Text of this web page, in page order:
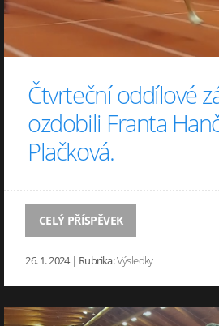
Čtvrteční oddílové
ozdobili Franta
Plačková.
CELÝ PŘÍSPĚVEK
26. 1. 2024 | Rubrika:Výsledky